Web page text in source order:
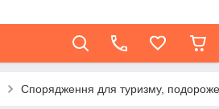
Спорядження для туризму,